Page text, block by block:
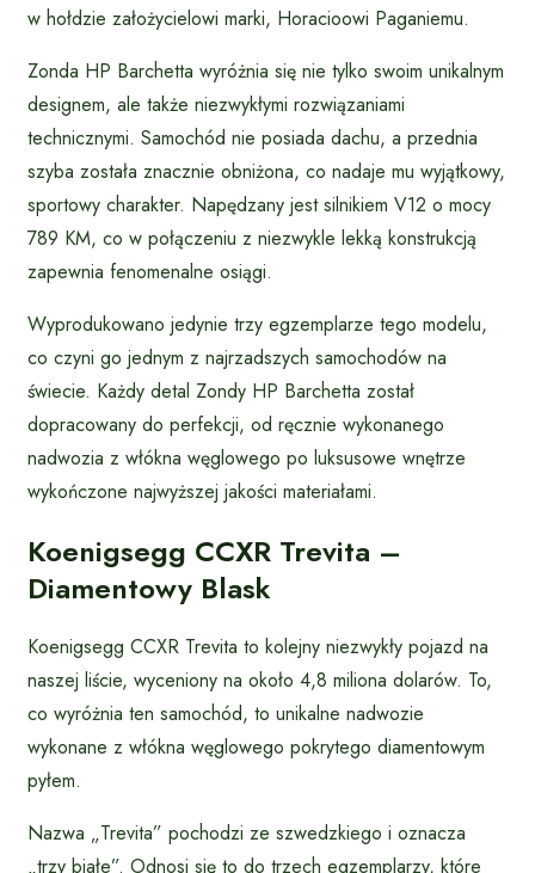
w hołdzie założycielowi marki, Horacioowi Paganiemu.
Zonda HP Barchetta wyróżnia się nie tylko swoim unikalnym
designem, ale także niezwykłymi rozwiązaniami
technicznymi. Samochód nie posiada dachu, a przednia
szyba została znacznie obniżona, co nadaje mu wyjątkowy,
sportowy charakter. Napędzany jest silnikiem V12 o mocy
789 KM, co w połączeniu z niezwykle lekką konstrukcją
zapewnia fenomenalne osiągi.
Wyprodukowano jedynie trzy egzemplarze tego modelu,
co czyni go jednym z najrzadszych samochodów na
świecie. Każdy detal Zondy HP Barchetta został
dopracowany do perfekcji, od ręcznie wykonanego
nadwozia z włókna węglowego po luksusowe wnętrze
wykończone najwyższej jakości materiałami.
Koenigsegg CCXR Trevita –
Diamentowy Blask
Koenigsegg CCXR Trevita to kolejny niezwykły pojazd na
naszej liście, wyceniony na około 4,8 miliona dolarów. To,
co wyróżnia ten samochód, to unikalne nadwozie
wykonane z włókna węglowego pokrytego diamentowym
pyłem.
Nazwa „Trevita” pochodzi ze szwedzkiego i oznacza
„trzy białe”. Odnosi się to do trzech egzemplarzy, które